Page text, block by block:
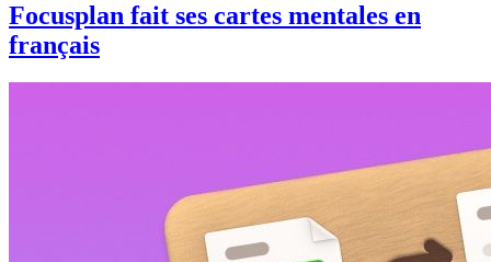
Focusplan fait ses cartes mentales en
français